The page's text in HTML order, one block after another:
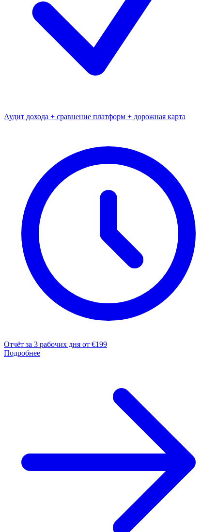
Аудит дохода + сравнение платформ + дорожная карта
Отчёт за 3 рабочих дня от €199
Подробнее